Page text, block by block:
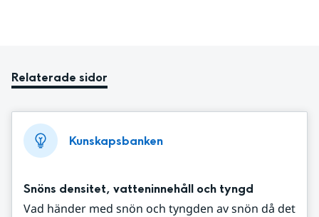
Relaterade sidor
Kunskapsbanken
Snöns densitet, vatteninnehåll och tyngd
Vad händer med snön och tyngden av snön då det